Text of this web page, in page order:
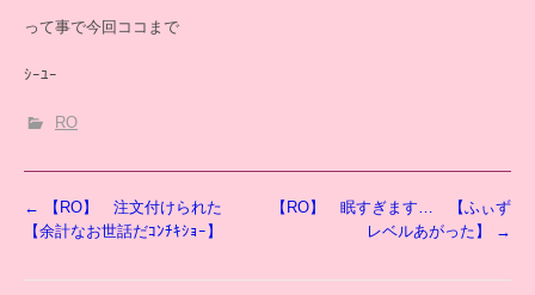
って事で今回ココまで
ｼｰﾕｰ
RO
投
稿
ビ
←
【RO】 注文付けられた
【余計なお世話だｺﾝﾁｷｼｮｰ】
【RO】 眠すぎます… 【ふぃず
レベルあがった】
→